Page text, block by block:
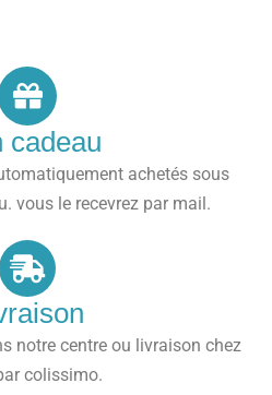
cadeau
achetés sous
vous le recevrez par mail.
notre centre ou livraison chez
colissimo.